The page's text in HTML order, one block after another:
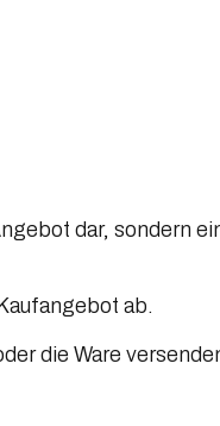
dar, sondern
ab.
die Ware